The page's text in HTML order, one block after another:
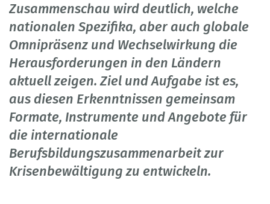
Zusammenschau wird deutlich, welche
nationalen Spezifika, aber auch globale
Omnipräsenz und Wechselwirkung die
Herausforderungen in den Ländern
aktuell zeigen. Ziel und Aufgabe ist es,
aus diesen Erkenntnissen gemeinsam
Formate, Instrumente und Angebote für
die internationale
Berufsbildungszusammenarbeit zur
Krisenbewältigung zu entwickeln.